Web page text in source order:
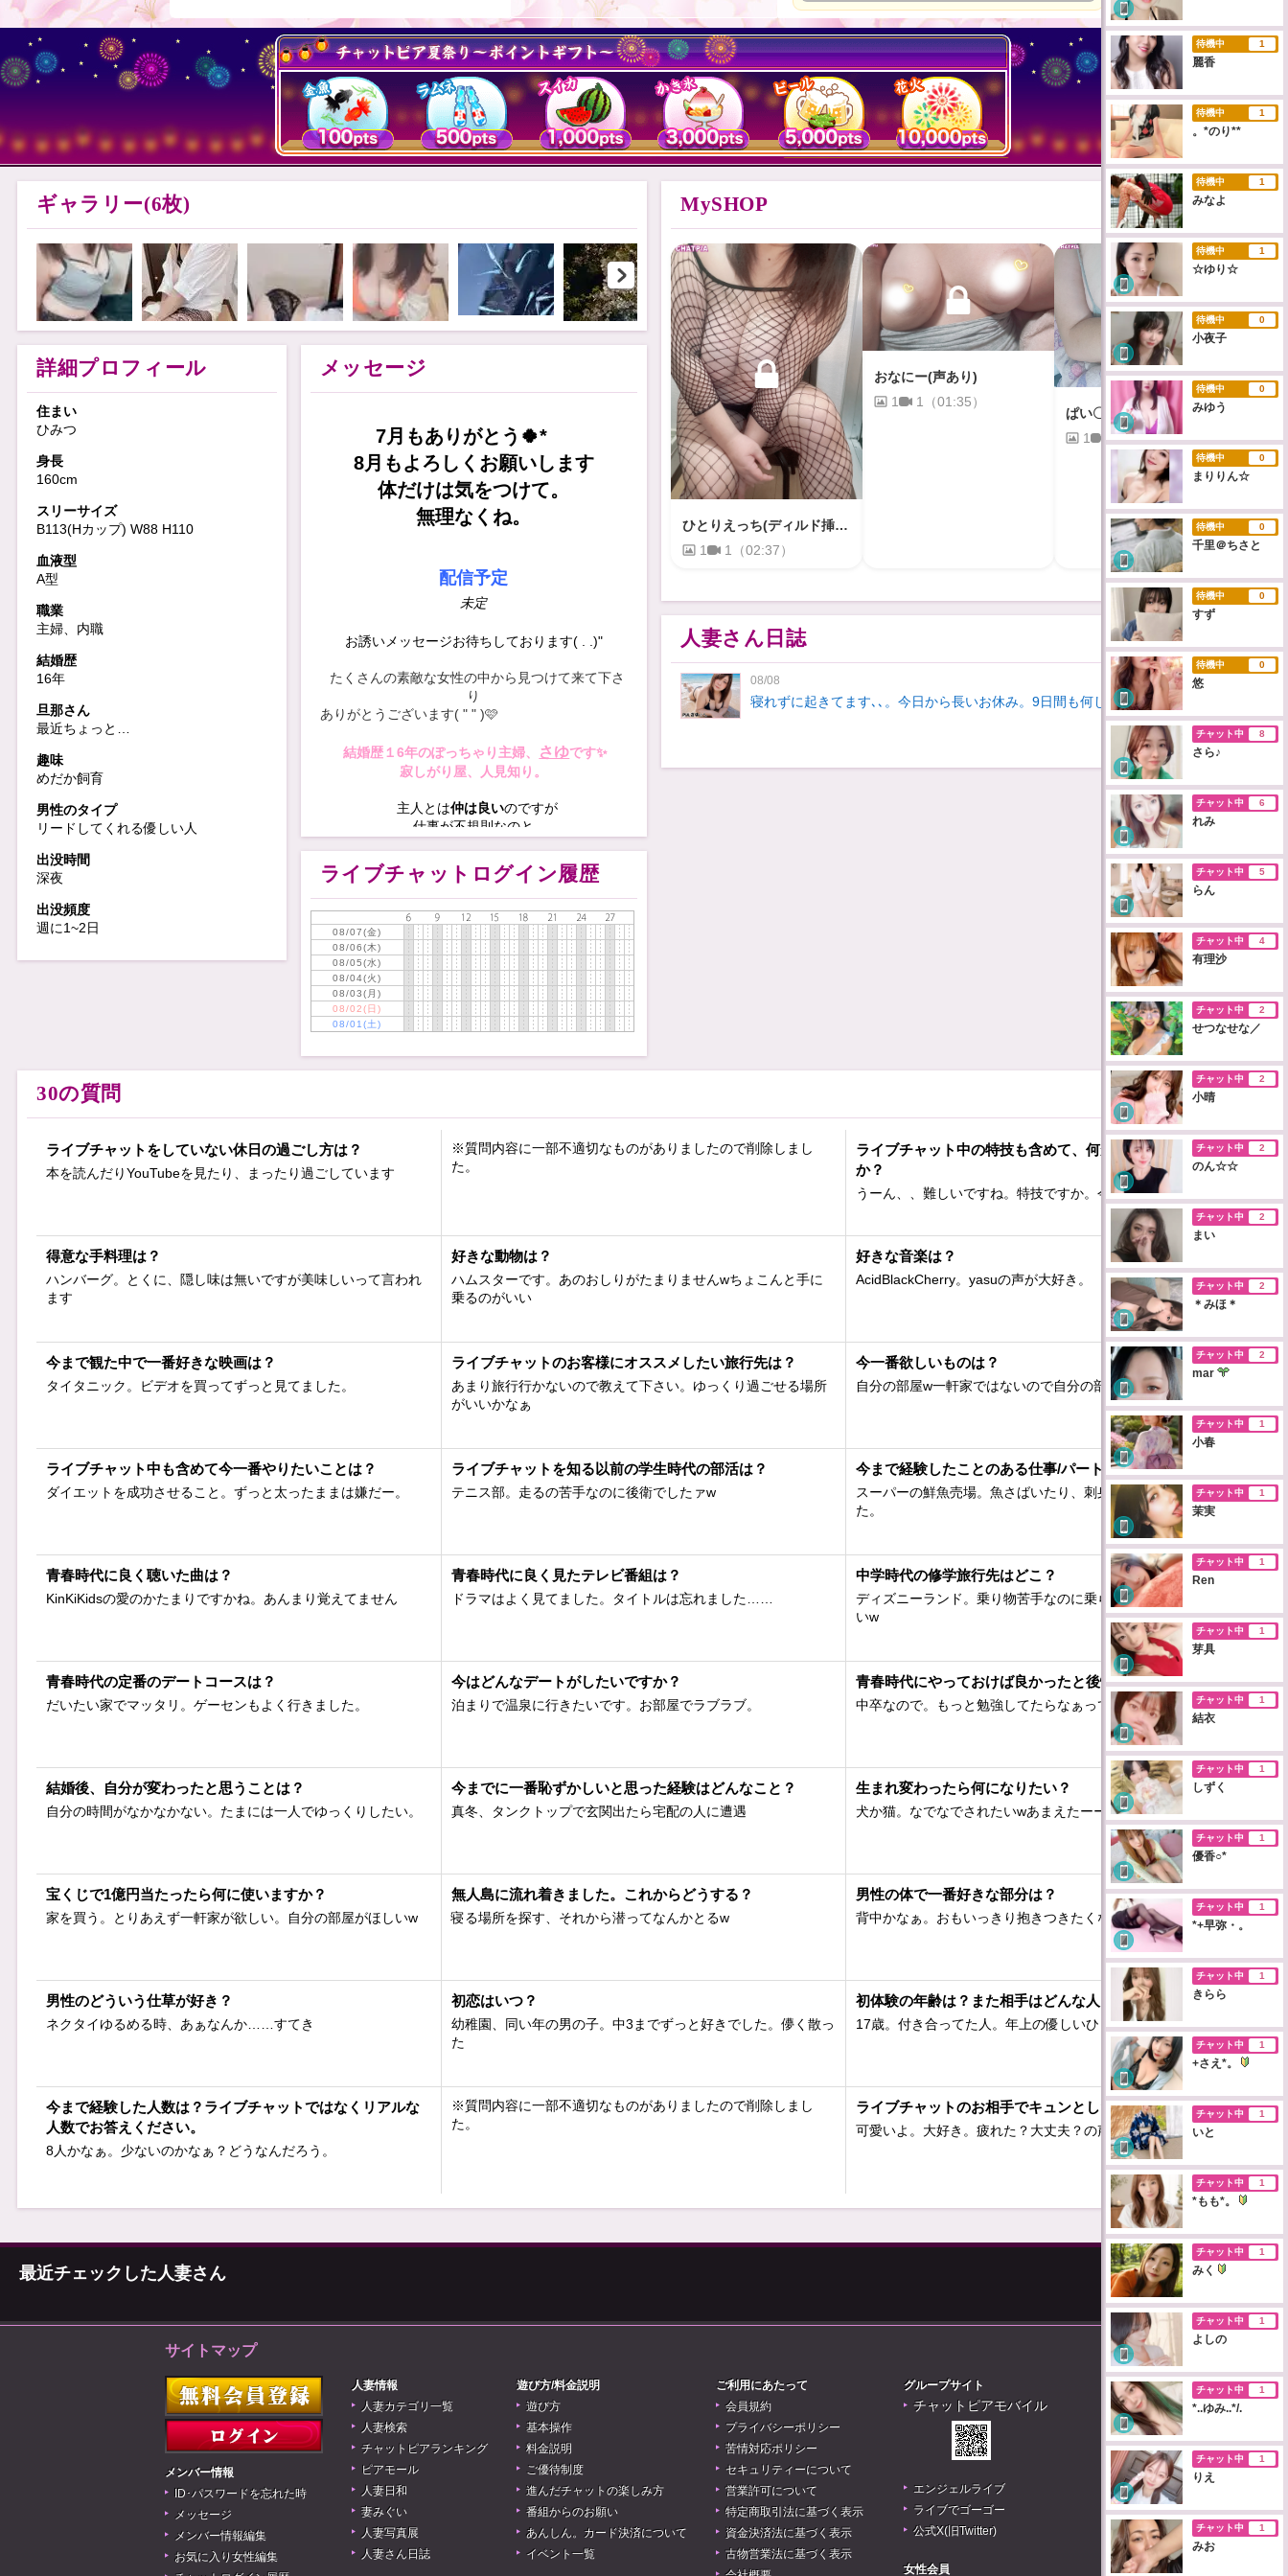
ギャラリー(6枚)
詳細プロフィール
住まい
ひみつ
身長
160cm
スリーサイズ
B113(Hカップ) W88 H110
血液型
A型
職業
主婦、内職
結婚歴
16年
旦那さん
最近ちょっと…
趣味
めだか飼育
男性のタイプ
リードしてくれる優しい人
出没時間
深夜
出没頻度
週に1~2日
メッセージ
7月もありがとう🍀* ゚
8月もよろしくお願いします
体だけは気をつけて。
無理なくね。
配信予定
未定
お誘いメッセージお待ちしております( . .)"
たくさんの素敵な女性の中から見つけて来て下さ
り
ありがとうございます( " " )🩷
結婚歴１6年のぽっちゃり主婦、 さゆです✨
寂しがり屋、人見知り。
主人とは仲は良いのですが
仕事が不規則なのと
夜のイチャイチャがすっかり少なくなり
寂しくてここに来ています💦
優しい方々に出会えて
楽しい時間を過ごさせていただいています💕
Мだから
色々恥ずかしいコト指示して欲しいな
ぁ、、、( *´艸｀)
不器用なので、優しく暖かい目で見てください
恥ずかしがり屋の人見知りなので
オトナのSMチックな攻めに
ドキドキしちゃいます。
どなたでも何時でもOKですが、
ほかにのぞきさんがいないときでお願いします。
のぞきさんへ
スマホ配信のため
チャット中、待機中はメッセージ読めません>_<💦
すみません。
インしています|ω・)🎶
不定期ですが
ライブチャットログイン履歴
08/07(金)
08/06(木)
08/05(水)
08/04(火)
08/03(月)
08/02(日)
08/01(土)
MySHOP
ひとりえっち(ディルド挿入)
1
1（02:37）
おなにー(声あり)
1
1（01:35）
ぱい〇り
1
1（00:21）
他のアルバムを見る
人妻さん日誌
08/08
寝れずに起きてます､､。今日から長いお休み。9日間も何しよ？
皆さんもお休みですか？
他の日誌も見る
30の質問
ライブチャットをしていない休日の過ごし方は？
本を読んだりYouTubeを見たり、まったり過ごしています
※質問内容に一部不適切なものがありましたので削除しまし
た。
ライブチャット中の特技も含めて、何か特技はあります
か？
うーん、、難しいですね。特技ですか。今はないですね。
得意な手料理は？
ハンバーグ。とくに、隠し味は無いですが美味しいって言われ
ます
好きな動物は？
ハムスターです。あのおしりがたまりませんwちょこんと手に
乗るのがいい
好きな音楽は？
AcidBlackCherry。yasuの声が大好き。
今まで観た中で一番好きな映画は？
タイタニック。ビデオを買ってずっと見てました。
ライブチャットのお客様にオススメしたい旅行先は？
あまり旅行行かないので教えて下さい。ゆっくり過ごせる場所
がいいかなぁ
今一番欲しいものは？
自分の部屋w一軒家ではないので自分の部屋がなくて……
ライブチャット中も含めて今一番やりたいことは？
ダイエットを成功させること。ずっと太ったままは嫌だー。
ライブチャットを知る以前の学生時代の部活は？
テニス部。走るの苦手なのに後衛でしたァw
今まで経験したことのある仕事/パートは？
スーパーの鮮魚売場。魚さばいたり、刺身作ったりしてまし
た。
青春時代に良く聴いた曲は？
KinKiKidsの愛のかたまりですかね。あんまり覚えてません
青春時代に良く見たテレビ番組は？
ドラマはよく見てました。タイトルは忘れました……
中学時代の修学旅行先はどこ？
ディズニーランド。乗り物苦手なのに乗らされた思い出しかな
いw
青春時代の定番のデートコースは？
だいたい家でマッタリ。ゲーセンもよく行きました。
今はどんなデートがしたいですか？
泊まりで温泉に行きたいです。お部屋でラブラブ。
青春時代にやっておけば良かったと後悔していることは？
中卒なので。もっと勉強してたらなぁって後悔……
結婚後、自分が変わったと思うことは？
自分の時間がなかなかない。たまには一人でゆっくりしたい。
今までに一番恥ずかしいと思った経験はどんなこと？
真冬、タンクトップで玄関出たら宅配の人に遭遇
生まれ変わったら何になりたい？
犬か猫。なでなでされたいwあまえたーーい。
宝くじで1億円当たったら何に使いますか？
家を買う。とりあえず一軒家が欲しい。自分の部屋がほしいw
無人島に流れ着きました。これからどうする？
寝る場所を探す、それから潜ってなんかとるw
男性の体で一番好きな部分は？
背中かなぁ。おもいっきり抱きつきたくなる。
男性のどういう仕草が好き？
ネクタイゆるめる時、あぁなんか……すてき
初恋はいつ？
幼稚園、同い年の男の子。中3までずっと好きでした。儚く散っ
た
初体験の年齢は？また相手はどんな人？
17歳。付き合ってた人。年上の優しいひと。
今まで経験した人数は？ライブチャットではなくリアルな
人数でお答えください。
8人かなぁ。少ないのかなぁ？どうなんだろう。
※質問内容に一部不適切なものがありましたので削除しまし
た。
ライブチャットのお相手でキュンとした言動は？
可愛いよ。大好き。疲れた？大丈夫？の声にキュン
待機中 1
麗香
待機中 1
。*のり**
待機中 1
みなよ
待機中 1
☆ゆり☆
待機中 0
小夜子
待機中 0
みゆう
待機中 0
まりりん☆
待機中 0
千里＠ちさと
待機中 0
すず
待機中 0
悠
チャット中 8
さら♪
チャット中 6
れみ
チャット中 5
らん
チャット中 4
有理沙
チャット中 2
せつなせな／
チャット中 2
小晴
チャット中 2
のん☆☆
チャット中 2
まい
チャット中 2
＊みほ＊
チャット中 2
mar
チャット中 1
小春
チャット中 1
茉実
チャット中 1
Ren
チャット中 1
芽具
チャット中 1
結衣
チャット中 1
しずく
チャット中 1
優香○*
チャット中 1
*+早弥・。
チャット中 1
きらら
チャット中 1
+さえ*。
チャット中 1
いと
チャット中 1
*もも*。
チャット中 1
みく
チャット中 1
よしの
チャット中 1
*..ゆみ..*/.
チャット中 1
りえ
チャット中 1
みお
最近チェックした人妻さん
サイトマップ
メンバー情報
ID･パスワードを忘れた時
メッセージ
メンバー情報編集
お気に入り女性編集
人妻情報
人妻カテゴリ一覧
人妻検索
チャットピアランキング
ピアモール
人妻日和
妻みぐい
人妻写真展
人妻さん日誌
遊び方/料金説明
遊び方
基本操作
料金説明
ご優待制度
進んだチャットの楽しみ方
番組からのお願い
あんしん。カード決済について
イベント一覧
ご利用にあたって
会員規約
プライバシーポリシー
苦情対応ポリシー
セキュリティーについて
営業許可について
特定商取引法に基づく表示
資金決済法に基づく表示
古物営業法に基づく表示
グループサイト
チャットピアモバイル
エンジェルライブ
ライブでゴーゴー
公式X(旧Twitter)
女性会員